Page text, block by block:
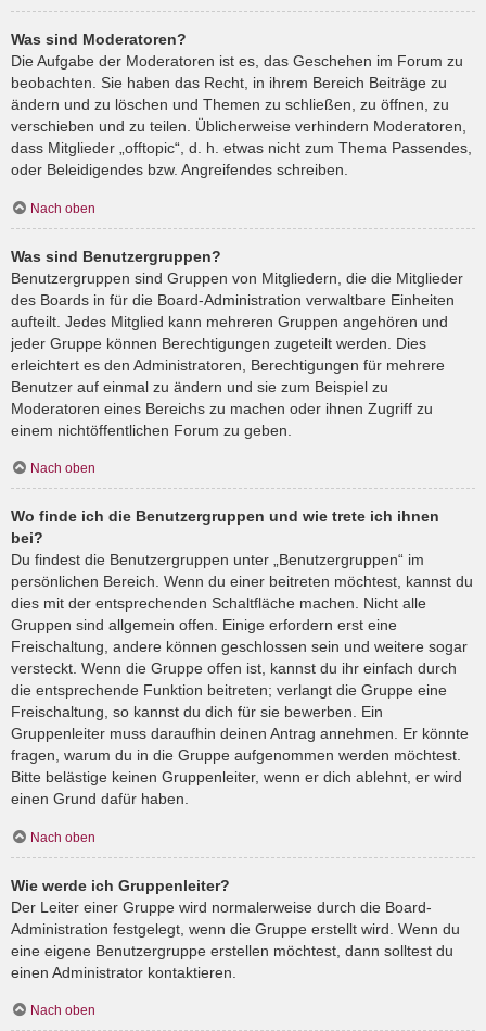
Was sind Moderatoren?
Die Aufgabe der Moderatoren ist es, das Geschehen im Forum zu
beobachten. Sie haben das Recht, in ihrem Bereich Beiträge zu
ändern und zu löschen und Themen zu schließen, zu öffnen, zu
verschieben und zu teilen. Üblicherweise verhindern Moderatoren,
dass Mitglieder „offtopic“, d. h. etwas nicht zum Thema Passendes,
oder Beleidigendes bzw. Angreifendes schreiben.
Nach oben
Was sind Benutzergruppen?
Benutzergruppen sind Gruppen von Mitgliedern, die die Mitglieder
des Boards in für die Board-Administration verwaltbare Einheiten
aufteilt. Jedes Mitglied kann mehreren Gruppen angehören und
jeder Gruppe können Berechtigungen zugeteilt werden. Dies
erleichtert es den Administratoren, Berechtigungen für mehrere
Benutzer auf einmal zu ändern und sie zum Beispiel zu
Moderatoren eines Bereichs zu machen oder ihnen Zugriff zu
einem nichtöffentlichen Forum zu geben.
Nach oben
Wo finde ich die Benutzergruppen und wie trete ich ihnen
bei?
Du findest die Benutzergruppen unter „Benutzergruppen“ im
persönlichen Bereich. Wenn du einer beitreten möchtest, kannst du
dies mit der entsprechenden Schaltfläche machen. Nicht alle
Gruppen sind allgemein offen. Einige erfordern erst eine
Freischaltung, andere können geschlossen sein und weitere sogar
versteckt. Wenn die Gruppe offen ist, kannst du ihr einfach durch
die entsprechende Funktion beitreten; verlangt die Gruppe eine
Freischaltung, so kannst du dich für sie bewerben. Ein
Gruppenleiter muss daraufhin deinen Antrag annehmen. Er könnte
fragen, warum du in die Gruppe aufgenommen werden möchtest.
Bitte belästige keinen Gruppenleiter, wenn er dich ablehnt, er wird
einen Grund dafür haben.
Nach oben
Wie werde ich Gruppenleiter?
Der Leiter einer Gruppe wird normalerweise durch die Board-
Administration festgelegt, wenn die Gruppe erstellt wird. Wenn du
eine eigene Benutzergruppe erstellen möchtest, dann solltest du
einen Administrator kontaktieren.
Nach oben